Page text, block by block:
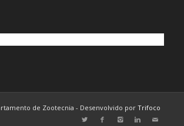
de Zootecnia - Desenvolvido por Trifoco